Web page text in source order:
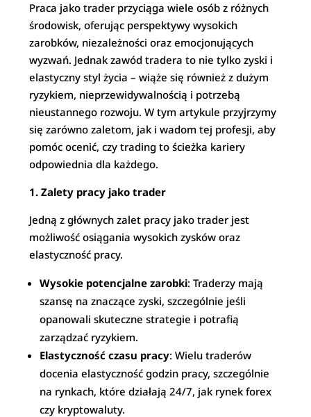
Praca jako trader przyciąga wiele osób z różnych
środowisk, oferując perspektywy wysokich
zarobków, niezależności oraz emocjonujących
wyzwań. Jednak zawód tradera to nie tylko zyski i
elastyczny styl życia – wiąże się również z dużym
ryzykiem, nieprzewidywalnością i potrzebą
nieustannego rozwoju. W tym artykule przyjrzymy
się zarówno zaletom, jak i wadom tej profesji, aby
pomóc ocenić, czy trading to ścieżka kariery
odpowiednia dla każdego.
1. Zalety pracy jako trader
Jedną z głównych zalet pracy jako trader jest
możliwość osiągania wysokich zysków oraz
elastyczność pracy.
Wysokie potencjalne zarobki: Traderzy mają
szansę na znaczące zyski, szczególnie jeśli
opanowali skuteczne strategie i potrafią
zarządzać ryzykiem.
Elastyczność czasu pracy: Wielu traderów
docenia elastyczność godzin pracy, szczególnie
na rynkach, które działają 24/7, jak rynek forex
czy kryptowaluty.